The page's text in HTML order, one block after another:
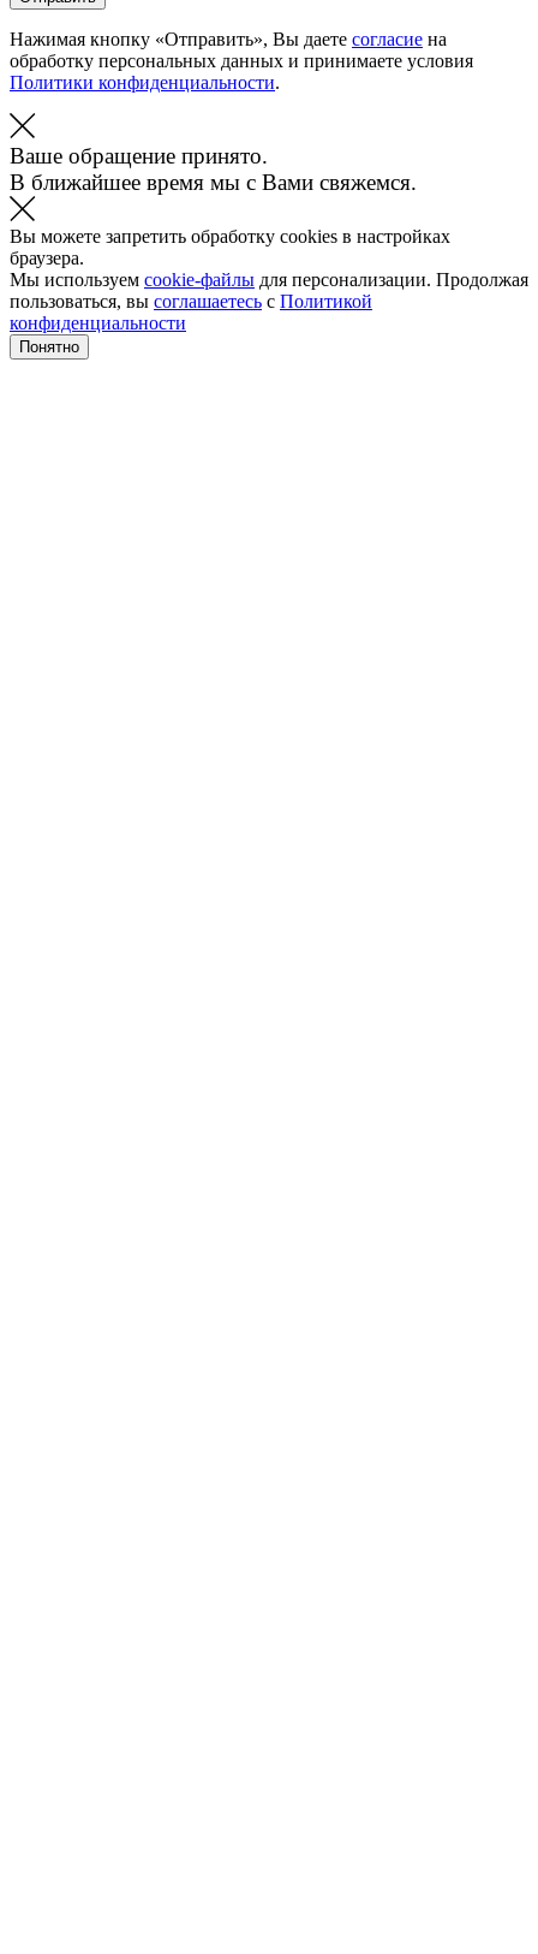
Нажимая кнопку «Отправить», Вы даете согласие на
обработку персональных данных и принимаете условия
Политики конфиденциальности.
Ваше обращение принято.
В ближайшее время мы с Вами свяжемся.
Вы можете запретить обработку cookies в настройках
браузера.
Мы используем cookie-файлы для персонализации. Продолжая
пользоваться, вы соглашаетесь с Политикой
конфиденциальности
Понятно